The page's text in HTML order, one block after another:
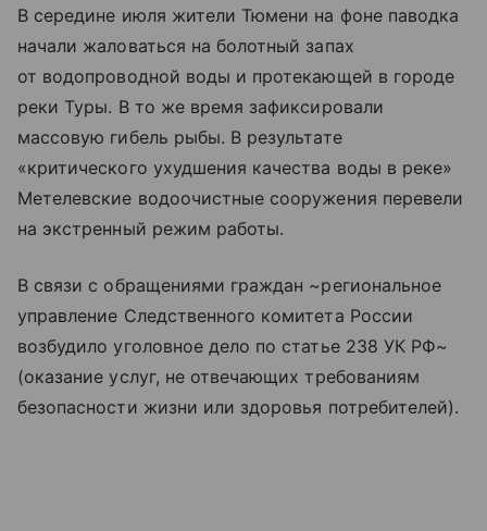
В середине июля жители Тюмени на фоне паводка
начали жаловаться на болотный запах
от водопроводной воды и протекающей в городе
реки Туры. В то же время зафиксировали
массовую гибель рыбы. В результате
«критического ухудшения качества воды в реке»
Метелевские водоочистные сооружения перевели
на экстренный режим работы.
В связи с обращениями граждан ~региональное
управление Следственного комитета России
возбудило уголовное дело по статье 238 УК РФ~
(оказание услуг, не отвечающих требованиям
безопасности жизни или здоровья потребителей).